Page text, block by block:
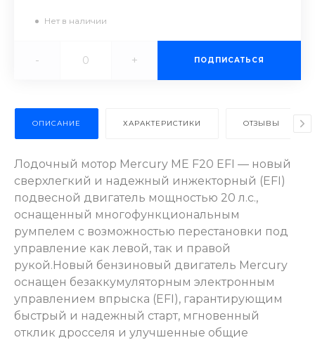
Нет в наличии
- + ПОДПИСАТЬСЯ
ОПИСАНИЕ ХАРАКТЕРИСТИКИ ОТЗЫВЫ
Лодочный мотор Mercury ME F20 EFI — новый
сверхлегкий и надежный инжекторный (EFI)
подвесной двигатель мощностью 20 л.с.,
оснащенный многофункциональным
румпелем с возможностью перестановки под
управление как левой, так и правой
рукой.Новый бензиновый двигатель Mercury
оснащен безаккумуляторным электронным
управлением впрыска (EFI), гарантирующим
быстрый и надежный старт, мгновенный
отклик дросселя и улучшенные общие